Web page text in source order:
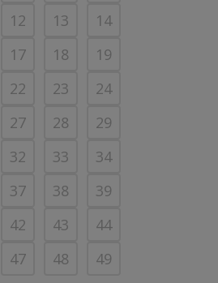
12 13
14
17 18
19
22 23
24
27 28
29
32 33
34
37 38
39
42 43
44
47 48 49